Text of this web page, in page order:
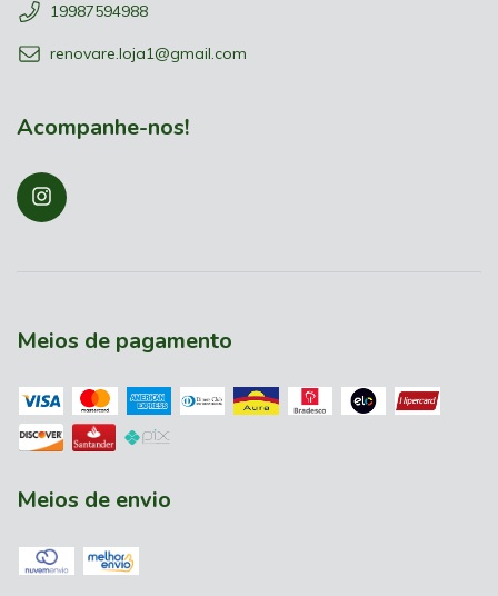
19987594988
renovare.loja1@gmail.com
Acompanhe-nos!
Meios de pagamento
Meios de envio